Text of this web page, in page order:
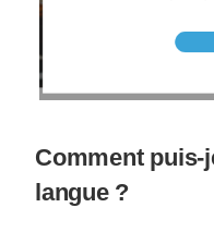
Comment
langue ?